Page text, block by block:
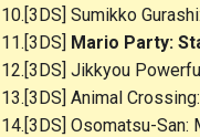
10.[3DS] Sumikko
11.[3DS] Mario Party:
12.[3DS] Jikkyou
13.[3DS] Animal
14.[3DS] Osomatsu-